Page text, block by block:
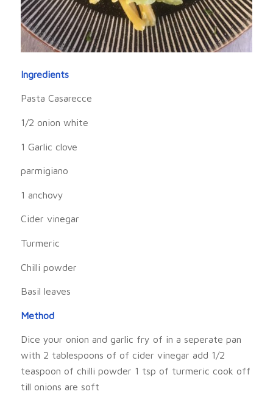
Ingredients
Pasta Casarecce
1/2 onion white
1 Garlic clove
parmigiano
1 anchovy
Cider vinegar
Turmeric
Chilli powder
Basil leaves
Method
Dice your onion and garlic fry of in a seperate pan
with 2 tablespoons of of cider vinegar add 1/2
teaspoon of chilli powder 1 tsp of turmeric cook off
till onions are soft